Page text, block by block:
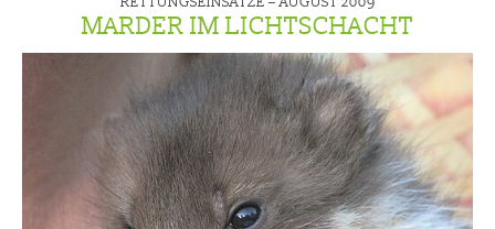
MARDER IM LICHTSCHACHT